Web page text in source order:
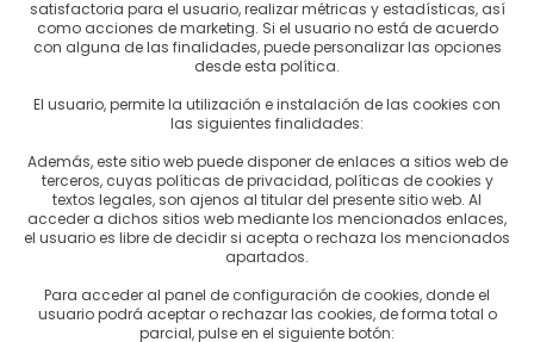
las costillas espirales ayudan para una máxima expansión
una buena taza:
a lo largo de las costuras. Moja el filtro un poco antes
para el número de tazas que vaya a hacer y sacúdalo
es lo que entra en la cuchara medidora que viene con
suave, según su gusto.
de la cocina. Espere a que el agua hirviendo se asiente.
hacia fuera con un movimiento giratorio. Espere unos 30
satisfactoria para el usuario, realizar métricas y estadísticas, así
como acciones de marketing. Si el usuario no está de acuerdo
con alguna de las finalidades, puede personalizar las opciones
desde esta política.
El usuario, permite la utilización e instalación de las cookies con
las siguientes finalidades:
Además, este sitio web puede disponer de enlaces a sitios web de
terceros, cuyas políticas de privacidad, políticas de cookies y
textos legales, son ajenos al titular del presente sitio web. Al
acceder a dichos sitios web mediante los mencionados enlaces,
el usuario es libre de decidir si acepta o rechaza los mencionados
apartados.
Para acceder al panel de configuración de cookies, donde el
usuario podrá aceptar o rechazar las cookies, de forma total o
parcial, pulse en el siguiente botón: